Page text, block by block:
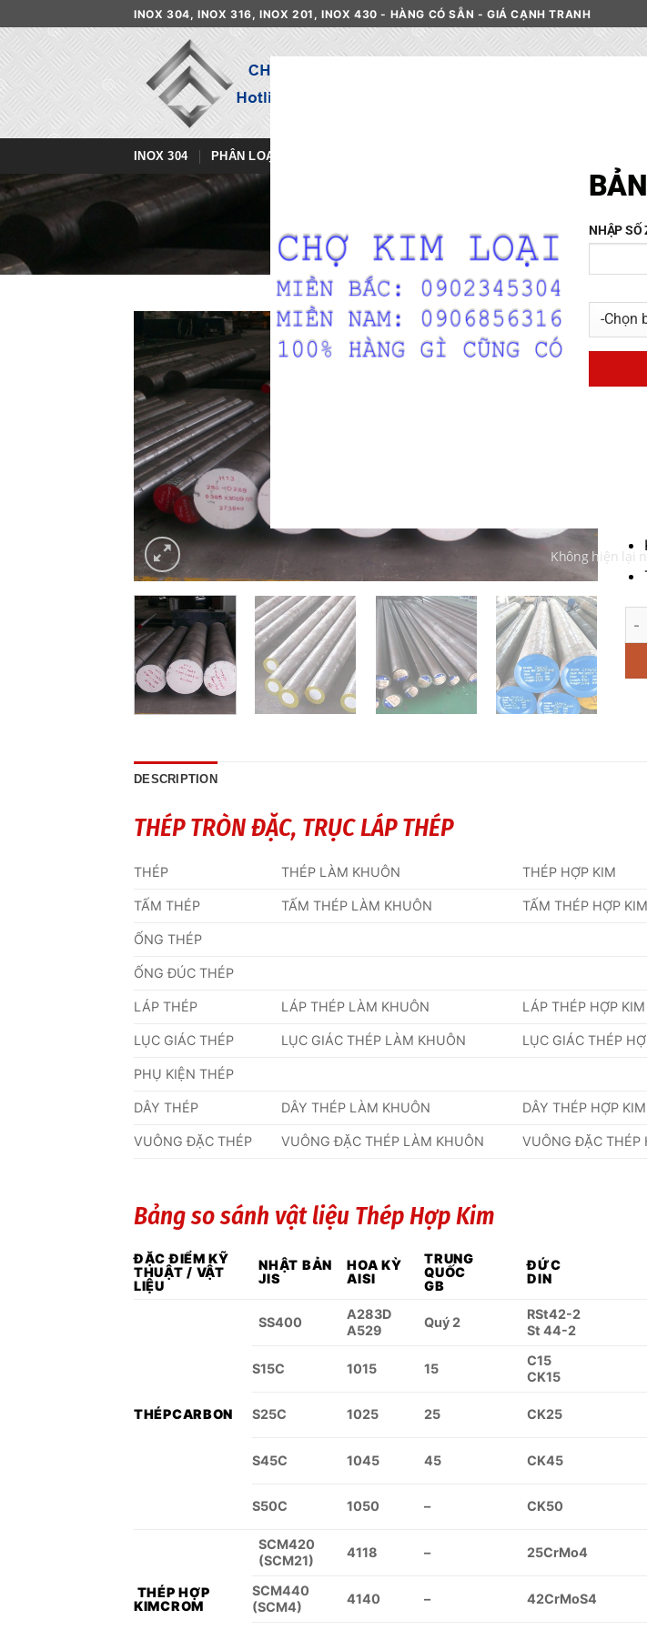
to
content
INOX 304, INOX 316, INOX 201, INOX 430 - HÀNG CÓ SẴN - GIÁ CẠNH TRANH
INOX 304 PHÂN LOẠI INOX
HOME CỬA
DESCRIPTION
THÉP TRÒN ĐẶC, TRỤC LÁP THÉP
THÉP THÉP LÀM KHUÔN THÉP HỢP KIM
TẤM THÉP TẤM THÉP LÀM KHUÔN TẤM THÉP HỢP KIM
ỐNG THÉP
ỐNG ĐÚC THÉP
LÁP THÉP LÁP THÉP LÀM KHUÔN LÁP THÉP HỢP KIM
LỤC GIÁC THÉP LỤC GIÁC THÉP LÀM KHUÔN LỤC GIÁC THÉP
PHỤ KIỆN THÉP
DÂY THÉP DÂY THÉP LÀM KHUÔN DÂY THÉP HỢP KIM
VUÔNG ĐẶC THÉP VUÔNG ĐẶC THÉP LÀM KHUÔN VUÔNG ĐẶC THÉP
Bảng so sánh vật liệu Thép Hợp Kim
ĐẶC ĐIỂM KỸ
THUẬT / VẬT
LIỆU
NHẬT BẢN
JIS
HOA KỲ
AISI
TRUNG
QUỐC
GB
ĐỨC
DIN
THÉPCARBON
SS400
A283D
A529
Quý 2
RSt42-2
St 44-2
S15C 1015 15
C15
CK15
S25C 1025 25 CK25
S45C 1045 45 CK45
S50C 1050 – CK50
THÉP HỢP
KIMCROM
SCM420
(SCM21)
4118 – 25CrMo4
SCM440
(SCM4)
4140 – 42CrMoS4
NHẬP SỐ
Không hiện lại